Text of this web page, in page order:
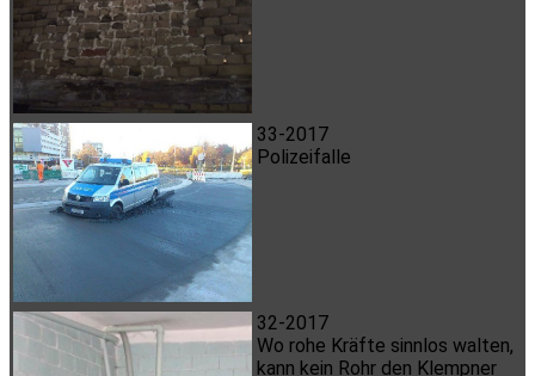
33-2017
Polizeifalle
32-2017
Wo rohe Kräfte sinnlos walten,
kann kein Rohr den Klempner